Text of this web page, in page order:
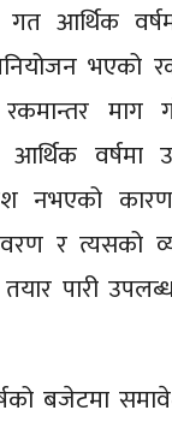
गत आर्थिक
भएको
रकमान्तर माग
वर्षमा
नभएको
र त्यसको
पारी
बजेटमा